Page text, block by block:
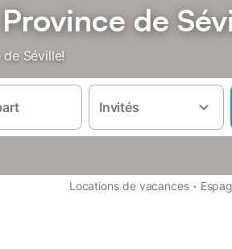
de
Séville!
Invités
Locations de vacances ·